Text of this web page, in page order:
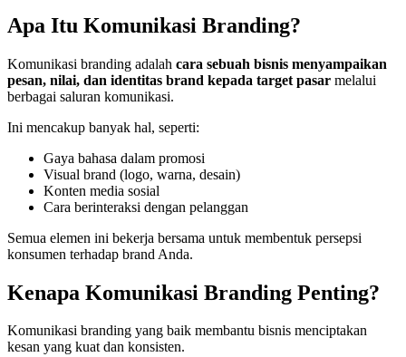
Apa Itu Komunikasi Branding?
Komunikasi branding adalah cara sebuah bisnis menyampaikan
pesan, nilai, dan identitas brand kepada target pasar melalui
berbagai saluran komunikasi.
Ini mencakup banyak hal, seperti:
Gaya bahasa dalam promosi
Visual brand (logo, warna, desain)
Konten media sosial
Cara berinteraksi dengan pelanggan
Semua elemen ini bekerja bersama untuk membentuk persepsi
konsumen terhadap brand Anda.
Kenapa Komunikasi Branding Penting?
Komunikasi branding yang baik membantu bisnis menciptakan
kesan yang kuat dan konsisten.